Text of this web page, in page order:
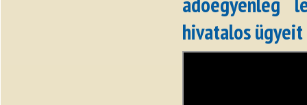
hivatalos